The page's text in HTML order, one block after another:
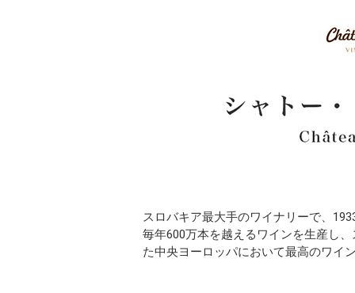
スロバキア最大手のワイナリーで、
毎年600万本を越えるワインを生産し
た中央ヨーロッパにおいて最高のワイ